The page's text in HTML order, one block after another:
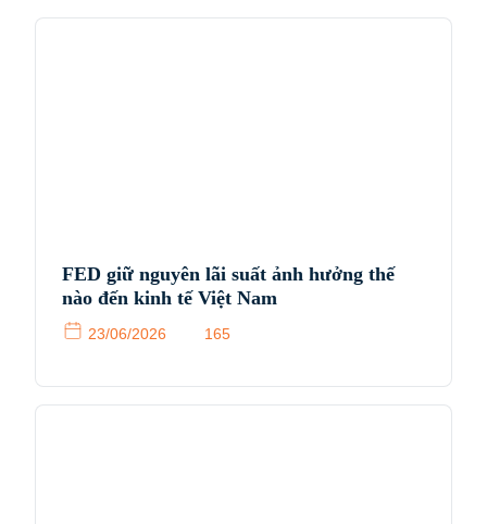
FED giữ nguyên lãi suất ảnh hưởng thế
nào đến kinh tế Việt Nam
23/06/2026 165